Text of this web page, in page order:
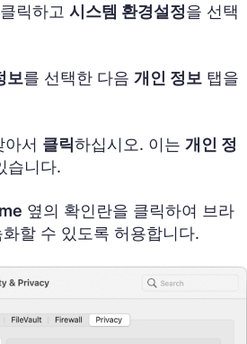
릭하고 시스템 환경설정을 선택
보를 선택한 다음 개인 정보 탭을
아서 클릭하십시오. 이는 개인 정
습니다.
옆의 확인란을 클릭하여 브라
할 수 있도록 허용합니다.